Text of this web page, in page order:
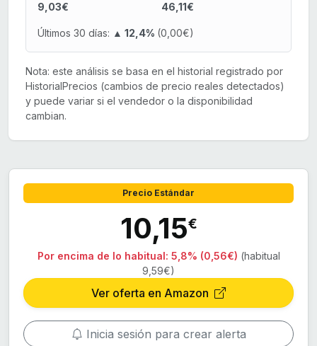
9,03€
46,11€
Últimos 30 días: ▲ 12,4% (0,00€)
Nota: este análisis se basa en el historial registrado por
HistorialPrecios (cambios de precio reales detectados)
y puede variar si el vendedor o la disponibilidad
cambian.
Precio Estándar
10,15€
Por encima de lo habitual: 5,8% (0,56€) (habitual
9,59€)
Ver oferta en Amazon
Inicia sesión para crear alerta